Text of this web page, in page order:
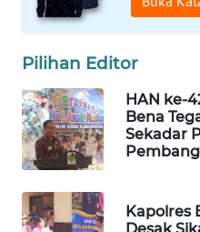
Pilihan Editor
HAN ke-
Bena
Sekadar
Kapolres
MARTABAT
NET
PLN
WATCH
MKLI
LPKKI